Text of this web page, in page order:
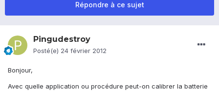
Répondre à ce sujet
Pingudestroy
Posté(e) 24 février 2012
Bonjour,
Avec quelle application ou procédure peut-on calibrer la batterie